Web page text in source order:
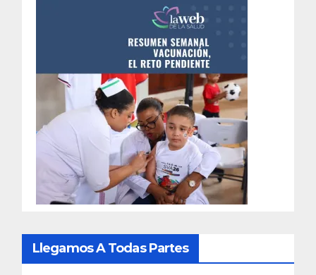
Llegamos A Todas Partes